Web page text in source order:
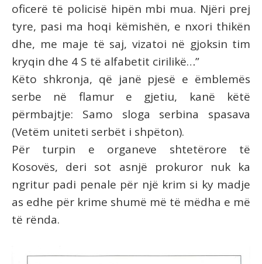
oficerë të policisë hipën mbi mua. Njëri prej
tyre, pasi ma hoqi këmishën, e nxori thikën
dhe, me maje të saj, vizatoi në gjoksin tim
kryqin dhe 4 S të alfabetit cirilikë…”
Këto shkronja, që janë pjesë e ëmblemës
serbe në flamur e gjetiu, kanë këtë
përmbajtje: Samo sloga serbina spasava
(Vetëm uniteti serbët i shpëton).
Për turpin e organeve shtetërore të
Kosovës, deri sot asnjë prokuror nuk ka
ngritur padi penale për një krim si ky madje
as edhe për krime shumë më të mëdha e më
të rënda.